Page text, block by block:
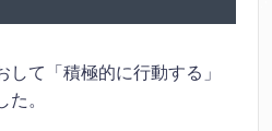
て「積極的に行動する」
。